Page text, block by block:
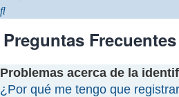
Buscar
Preguntas Frecuentes
Problemas acerca de la
¿Por qué me tengo que